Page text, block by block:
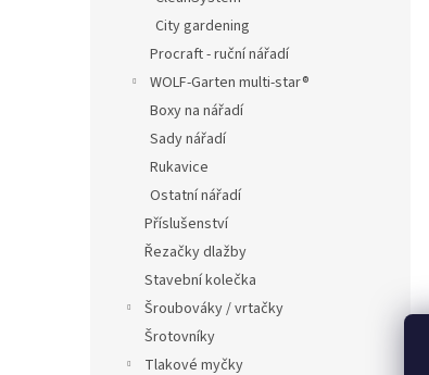
City gardening
Procraft - ruční nářadí
WOLF-Garten multi-star®
Boxy na nářadí
Sady nářadí
Rukavice
Ostatní nářadí
Příslušenství
Řezačky dlažby
Stavební kolečka
Šroubováky / vrtačky
Šrotovníky
Tlakové myčky